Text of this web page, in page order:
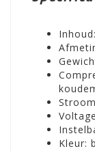
Kleur: